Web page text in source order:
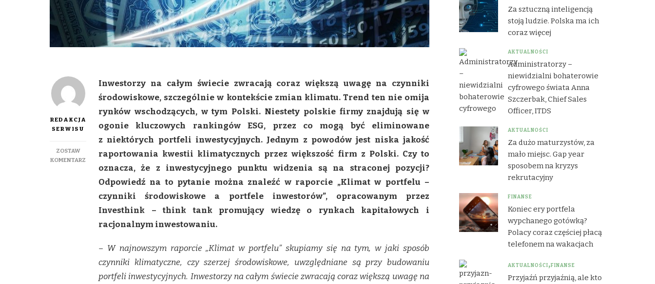
REDAKCJA
SERWISU
ZOSTAW
KOMENTARZ
POLSKIE
SPÓŁKI
TYLE
ROSYJSKIMI
RANKINGACH
Inwestorzy na całym świecie zwracają coraz większą uwagę na czynniki
środowiskowe, szczególnie w kontekście zmian klimatu. Trend ten nie omija
rynków wschodzących, w tym Polski. Niestety polskie firmy znajdują się w
ogonie kluczowych rankingów ESG, przez co mogą być eliminowane
z niektórych portfeli inwestycyjnych. Jednym z powodów jest niska jakość
raportowania kwestii klimatycznych przez większość firm z Polski. Czy to
oznacza, że z inwestycyjnego punktu widzenia są na straconej pozycji?
Odpowiedź na to pytanie można znaleźć w raporcie „Klimat w portfelu –
czynniki środowiskowe a portfele inwestorów”, opracowanym przez
Investhink – think tank promujący wiedzę o rynkach kapitałowych i
racjonalnym inwestowaniu.
– W najnowszym raporcie „Klimat w portfelu” skupiamy się na tym, w jaki sposób
czynniki klimatyczne, czy szerzej środowiskowe, uwzględniane są przy budowaniu
portfeli inwestycyjnych. Inwestorzy na całym świecie zwracają coraz większą uwagę na
Za sztuczną inteligencją
stoją ludzie. Polska ma ich
coraz więcej
AKTUALNOŚCI
Administratorzy –
niewidzialni bohaterowie
cyfrowego świata Anna
Szczerbak, Chief Sales
Officer, ITDS
AKTUALNOŚCI
Za dużo maturzystów, za
mało miejsc. Gap year
sposobem na kryzys
rekrutacyjny
FINANSE
Koniec ery portfela
wypchanego gotówką?
Polacy coraz częściej płacą
telefonem na wakacjach
AKTUALNOŚCI FINANSE
Przyjaźń przyjaźnią, ale kto